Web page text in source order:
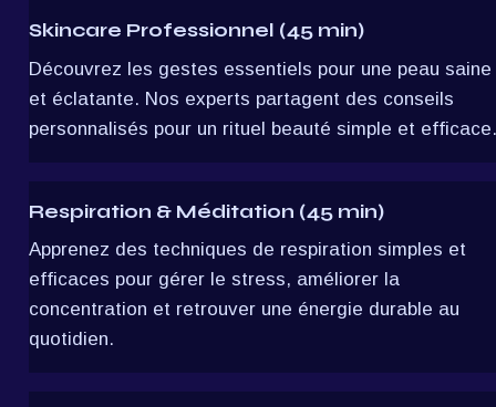
Skincare Professionnel (45 min)
Découvrez les gestes essentiels pour une peau saine
et éclatante. Nos experts partagent des conseils
personnalisés pour un rituel beauté simple et efficace.
Respiration & Méditation (45 min)
Apprenez des techniques de respiration simples et
efficaces pour gérer le stress, améliorer la
concentration et retrouver une énergie durable au
quotidien.